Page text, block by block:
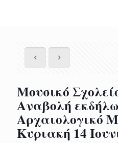
Μουσικό
Αναβολή
Αρχαιολογικό
Κυριακή 14